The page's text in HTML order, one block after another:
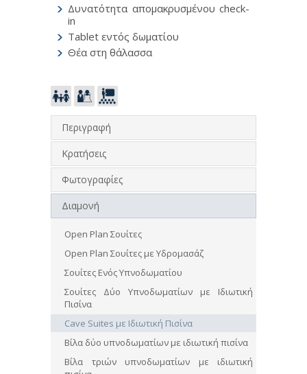
Δυνατότητα απομακρυσμένου check-
in
Tablet εντός δωματίου
Θέα στη θάλασσα
Περιγραφή
Κρατήσεις
Φωτογραφίες
Διαμονή
Open Plan Σουίτες
Open Plan Σουίτες με Υδρομασάζ
Σουίτες Ενός Υπνοδωματίου
Σουίτες Δύο Υπνοδωματίων με Ιδιωτική
Πισίνα
Cave Suites με Ιδιωτική Πισίνα
Βίλα δύο υπνοδωματίων με ιδιωτική πισίνα
Βίλα τριών υπνοδωματίων με ιδιωτική